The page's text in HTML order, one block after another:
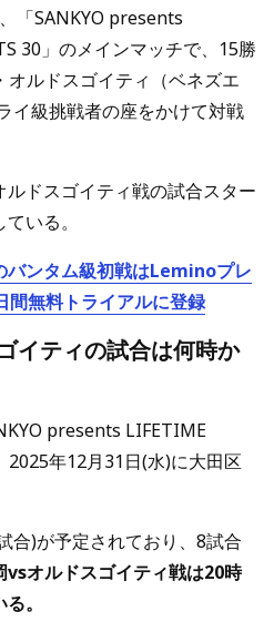
「SANKYO presents
30」のメインマッチで、15勝
オルドスゴイティ（ベネズエ
イ級挑戦者の座をかけて対戦
ドスゴイティ戦の試合スター
いる。
バンタム級初戦はLeminoプレ
間無料トライアルに登録
イティの試合は何時か
presents LIFETIME
2025年12月31日(水)に大田区
合)が予定されており、8試合
vsオルドスゴイティ戦は20時
。